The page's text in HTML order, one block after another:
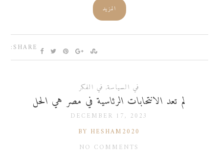
المزيد
SHARE:
في السياسة, في الفكر
لم تعد الانتحابات الرئاسية في مصر هي الحل
DECEMBER 17, 2023
BY HESHAM2020
NO COMMENTS